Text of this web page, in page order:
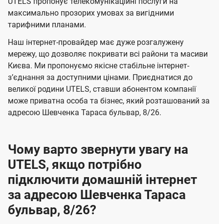
ї
U
t
e
l
s
ч
е
н
н
я
ч
н
н
я
максимально прозорих умовах за вигідними
тарифними планами.
Наш інтернет-провайдер має дуже розгалужену
мережу, що дозволяє покривати всі райони та масиви
Києва. Ми пропонуємо якісне стабільне інтернет-
зʼєднання за доступними цінами. Приєднатися до
великої родини UTELS, ставши абонентом компанії
може приватна особа та бізнес, який розташований за
адресою Шевченка Тараса бульвар, 8/26.
Чому варто звернути увагу на
UTELS, якщо потрібно
підключити домашній інтернет
за адресою Шевченка Тараса
бульвар, 8/26?